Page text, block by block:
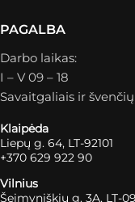
PAGALBA
Darbo laikas:
I – V 09 – 18
Savaitgaliais ir
Klaipėda
Liepų g. 64, LT-92101
+370 629 922 90
Vilnius
Šeimyniškių g. 3A, LT-